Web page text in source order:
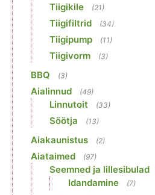
Tiigikile (21)
Tiigifiltrid (34)
Tiigipump (11)
Tiigivorm (3)
BBQ (3)
Aialinnud (49)
Linnutoit (33)
Söötja (13)
Aiakaunistus (2)
Aiataimed (97)
Seemned ja lillesibulad
Idandamine (7)